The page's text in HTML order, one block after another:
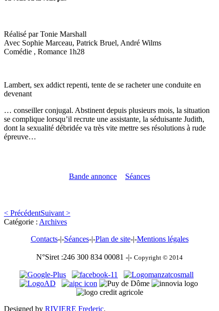
Réalisé par Tonie Marshall
Avec Sophie Marceau, Patrick Bruel, André Wilms
Comédie , Romance 1h28
Lambert, sex addict repenti, tente de se racheter une conduite en
devenant
… conseiller conjugal. Abstinent depuis plusieurs mois, la situation
se complique lorsqu’il recrute une assistante, la séduisante Judith,
dont la sexualité débridée va très vite mettre ses résolutions à rude
épreuve…
Bande annonce Séances
< PrécédentSuivant >
Catégorie : Archives
Contacts-|-Séances-|-Plan de site-|-Mentions légales
N°Siret :246 300 834 00081 -|- Copyright © 2014
Designed by RIVIERE Frederic.